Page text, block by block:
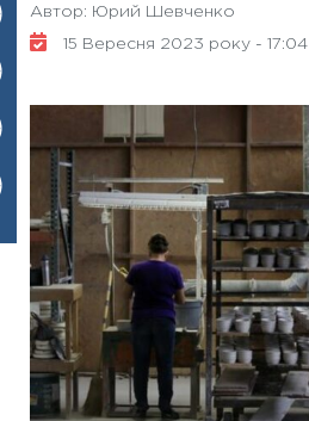
Автор: Юрий Шевченко
15 Вересня 2023 року - 17:04